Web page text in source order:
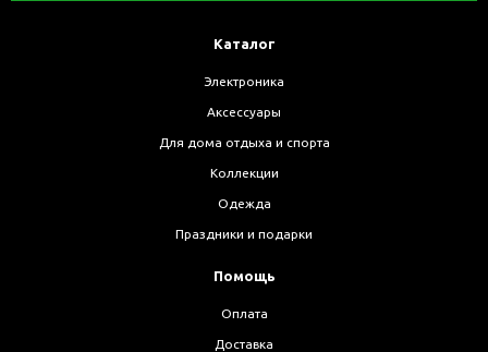
Каталог
Электроника
Аксессуары
Для дома отдыха и спорта
Коллекции
Одежда
Праздники и подарки
Помощь
Оплата
Доставка